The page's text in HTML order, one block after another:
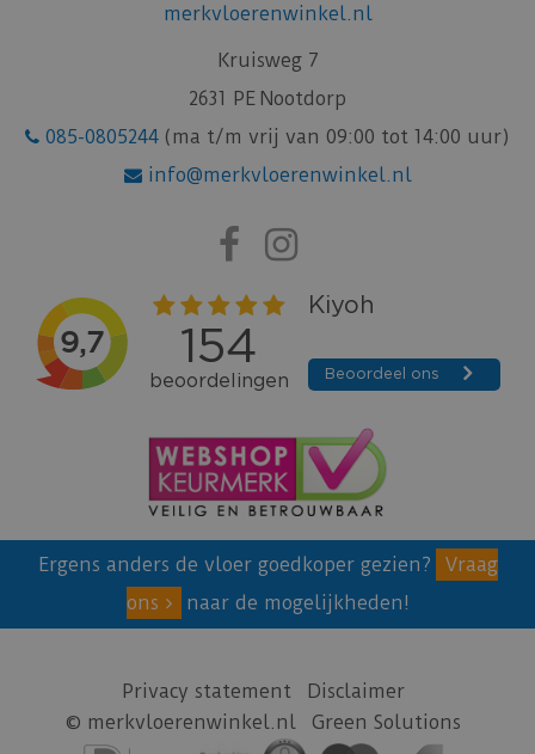
merkvloerenwinkel.nl
Kruisweg 7
2631 PE Nootdorp
085-0805244 (ma t/m vrij van 09:00 tot 14:00 uur)
info@merkvloerenwinkel.nl
Ergens anders de vloer goedkoper gezien?
Vraag
ons
naar de mogelijkheden!
Privacy statement
Disclaimer
© merkvloerenwinkel.nl
Green Solutions